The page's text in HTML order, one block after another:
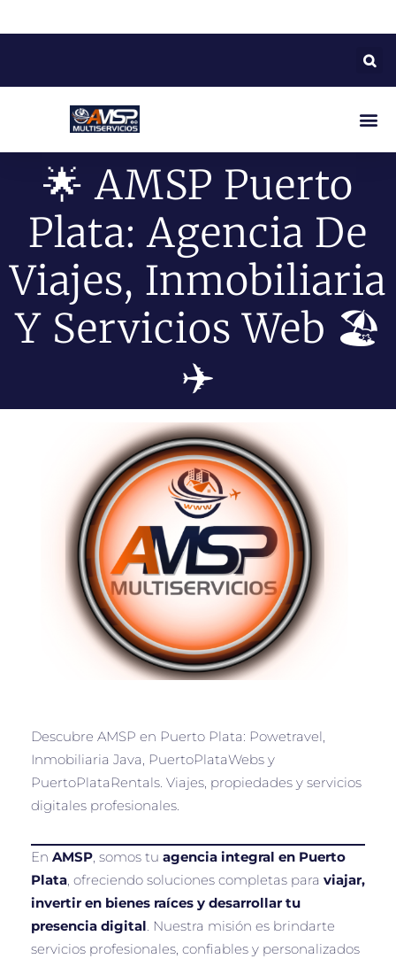
🌟 AMSP Puerto
Plata: Agencia De
Viajes, Inmobiliaria
Y Servicios Web 🏖️
✈️
Descubre AMSP en Puerto Plata: Powetravel,
Inmobiliaria Java, PuertoPlataWebs y
PuertoPlataRentals. Viajes, propiedades y servicios
digitales profesionales.
En AMSP, somos tu agencia integral en Puerto
Plata, ofreciendo soluciones completas para viajar,
invertir en bienes raíces y desarrollar tu
presencia digital. Nuestra misión es brindarte
servicios profesionales, confiables y personalizados